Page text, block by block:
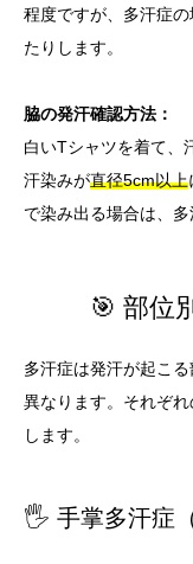
程度ですが、多汗症
たりします。
脇の発汗確認方法：
白いTシャツを着て、
汗染みが直径5cm以上
で染み出る場合は、
🎯 部位
多汗症は発汗が起こ
異なります。それぞ
します。
🖐️ 手掌多汗症